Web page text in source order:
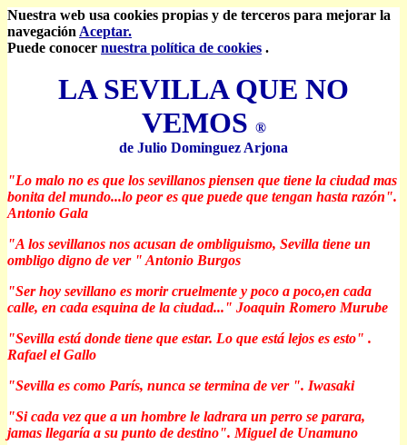
Nuestra web usa cookies propias y de terceros para mejorar la
navegación Aceptar.
Puede conocer nuestra política de cookies .
LA SEVILLA QUE NO
VEMOS ®
de Julio Dominguez Arjona
"Lo malo no es que los sevillanos piensen que tiene la ciudad mas
bonita del mundo...lo peor es que puede que tengan hasta razón".
Antonio Gala
"A los sevillanos nos acusan de ombliguismo, Sevilla tiene un
ombligo digno de ver " Antonio Burgos
"Ser hoy sevillano es morir cruelmente y poco a poco,en cada
calle, en cada esquina de la ciudad..." Joaquin Romero Murube
"Sevilla está donde tiene que estar. Lo que está lejos es esto" .
Rafael el Gallo
"Sevilla es como París, nunca se termina de ver ". Iwasaki
"Si cada vez que a un hombre le ladrara un perro se parara,
jamas llegaría a su punto de destino". Miguel de Unamuno